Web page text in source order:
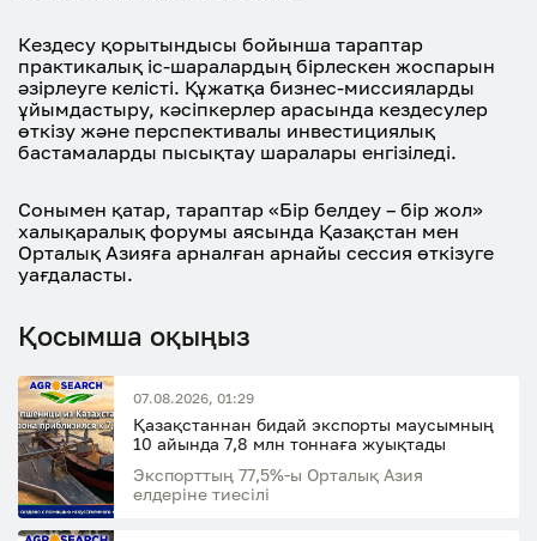
Кездесу қорытындысы бойынша тараптар
практикалық іс-шаралардың бірлескен жоспарын
әзірлеуге келісті. Құжатқа бизнес-миссияларды
ұйымдастыру, кәсіпкерлер арасында кездесулер
өткізу және перспективалы инвестициялық
бастамаларды пысықтау шаралары енгізіледі.
Сонымен қатар, тараптар «Бір белдеу – бір жол»
халықаралық форумы аясында Қазақстан мен
Орталық Азияға арналған арнайы сессия өткізуге
уағдаласты.
Қосымша оқыңыз
07.08.2026, 01:29
Қазақстаннан бидай экспорты маусымның
10 айында 7,8 млн тоннаға жуықтады
Экспорттың 77,5%-ы Орталық Азия
елдеріне тиесілі